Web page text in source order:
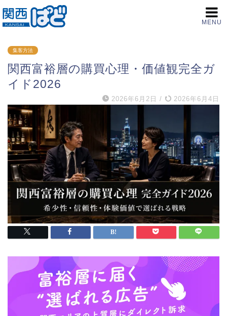
MENU
集客方法
関西富裕層の購買心理・価値観完全ガ
イド2026
2026年6月2日 / 2026年6月4日